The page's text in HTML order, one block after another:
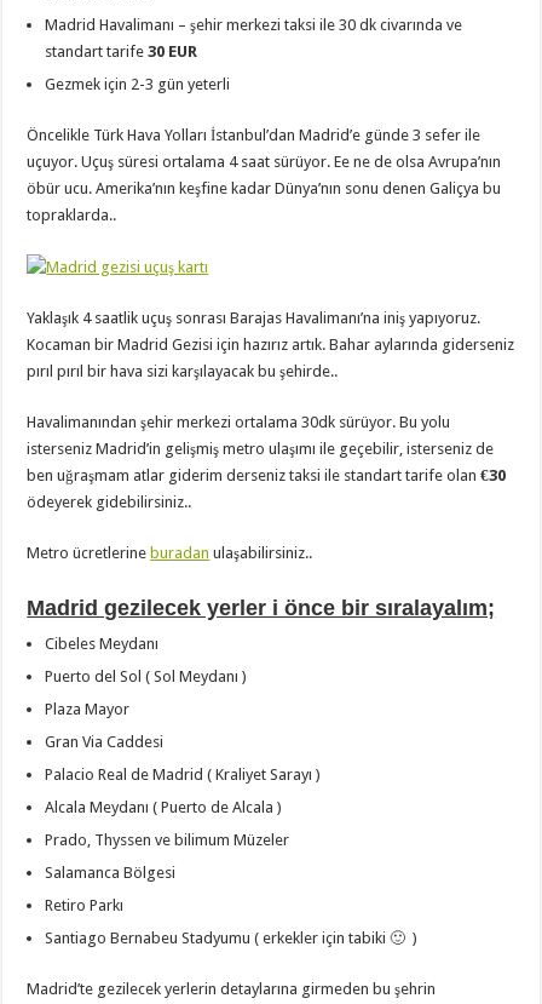
Madrid Havalimanı – şehir merkezi taksi ile 30 dk civarında ve
standart tarife30 EUR
Gezmek için 2-3 gün yeterli
Öncelikle Türk Hava Yolları İstanbul’dan Madrid’e günde 3 sefer ile
uçuyor. Uçuş süresi ortalama 4 saat sürüyor. Ee ne de olsa Avrupa’nın
öbür ucu. Amerika’nın keşfine kadar Dünya’nın sonu denen Galiçya bu
topraklarda..
Yaklaşık 4 saatlik uçuş sonrası Barajas Havalimanı’na iniş yapıyoruz.
Kocaman bir Madrid Gezisi için hazırız artık. Bahar aylarında giderseniz
pırıl pırıl bir hava sizi karşılayacak bu şehirde..
Havalimanından şehir merkezi ortalama 30dk sürüyor. Bu yolu
isterseniz Madrid’in gelişmiş metro ulaşımı ile geçebilir, isterseniz de
ben uğraşmam atlar giderim derseniz taksi ile standart tarife olan€30
ödeyerek gidebilirsiniz..
Metro ücretlerineburadan ulaşabilirsiniz..
Madrid gezilecek yerler i önce bir sıralayalım;
Cibeles Meydanı
Puerto del Sol ( Sol Meydanı )
Plaza Mayor
Gran Via Caddesi
Palacio Real de Madrid ( Kraliyet Sarayı )
Alcala Meydanı ( Puerto de Alcala )
Prado, Thyssen ve bilimum Müzeler
Salamanca Bölgesi
Retiro Parkı
Santiago Bernabeu Stadyumu ( erkekler için tabiki 🙂 )
Madrid’te gezilecek yerlerin detaylarına girmeden bu şehrin